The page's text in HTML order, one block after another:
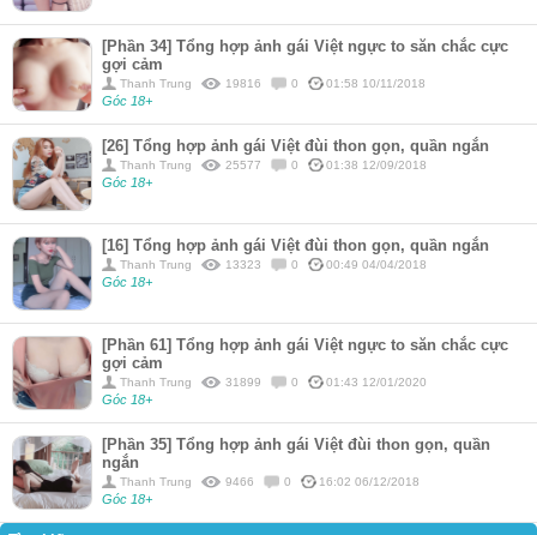
[Phần 34] Tổng hợp ảnh gái Việt ngực to săn chắc cực
gợi cảm
Thanh Trung 19816 0 01:58 10/11/2018
Góc 18+
[26] Tổng hợp ảnh gái Việt đùi thon gọn, quần ngắn
Thanh Trung 25577 0 01:38 12/09/2018
Góc 18+
[16] Tổng hợp ảnh gái Việt đùi thon gọn, quần ngắn
Thanh Trung 13323 0 00:49 04/04/2018
Góc 18+
[Phần 61] Tổng hợp ảnh gái Việt ngực to săn chắc cực
gợi cảm
Thanh Trung 31899 0 01:43 12/01/2020
Góc 18+
[Phần 35] Tổng hợp ảnh gái Việt đùi thon gọn, quần
ngắn
Thanh Trung 9466 0 16:02 06/12/2018
Góc 18+